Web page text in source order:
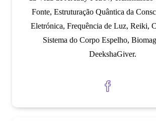
Fonte, Estruturação Quântica da
Eletrónica, Frequência de Luz, Reiki,
Sistema do Corpo Espelho,
DeekshaGiver.